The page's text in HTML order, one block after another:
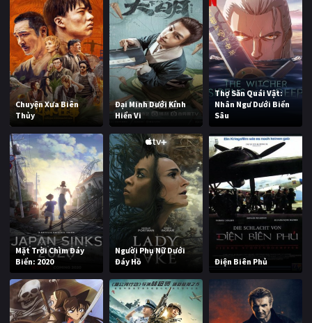
Chuyện Xưa Biên
Thủy
Đại Minh Dưới Kính
Hiển Vi
Thợ Săn Quái Vật:
Nhân Ngư Dưới Biển
Sâu
Mặt Trời Chìm Đáy
Biển: 2020
Người Phụ Nữ Dưới
Đáy Hồ
Điện Biên Phủ